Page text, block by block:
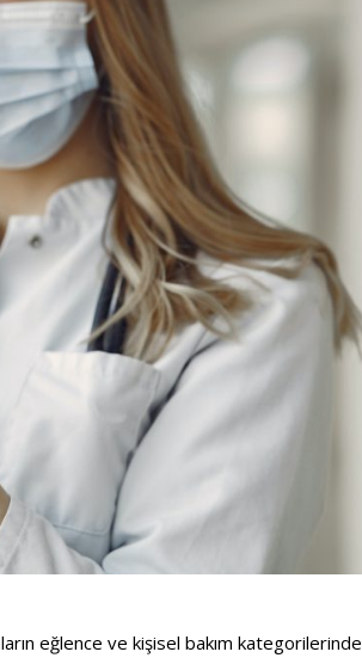
eğlence ve kişisel bakım kategorilerinde